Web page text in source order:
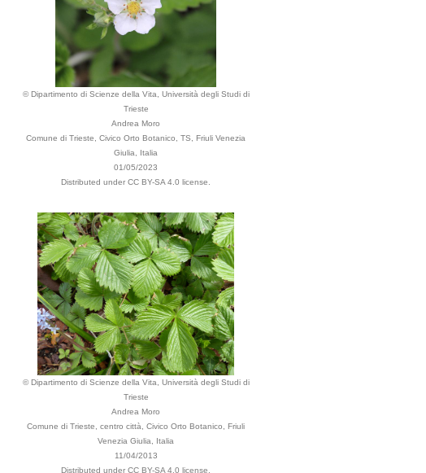
© Dipartimento di Scienze della Vita, Università degli Studi di
Trieste
Andrea Moro
Comune di Trieste, Civico Orto Botanico, TS, Friuli Venezia
Giulia, Italia
01/05/2023
Distributed under CC BY-SA 4.0 license.
© Dipartimento di Scienze della Vita, Università degli Studi di
Trieste
Andrea Moro
Comune di Trieste, centro città, Civico Orto Botanico, Friuli
Venezia Giulia, Italia
11/04/2013
Distributed under CC BY-SA 4.0 license.